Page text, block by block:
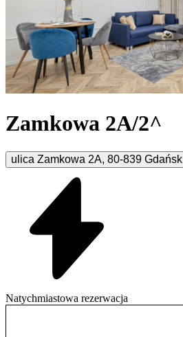
Zamkowa 2A/2^
ulica Zamkowa 2A, 80-839 Gdańsk
Natychmiastowa rezerwacja